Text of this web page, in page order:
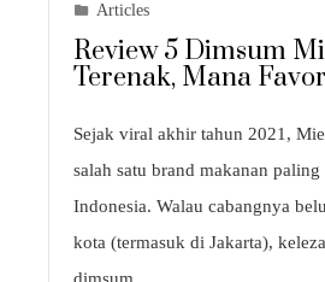
Articles
Review 5 Dimsum
Terenak, Mana
Sejak viral akhir tahun 2021,
salah satu brand makanan
Indonesia. Walau cabangnya
kota (termasuk di Jakarta),